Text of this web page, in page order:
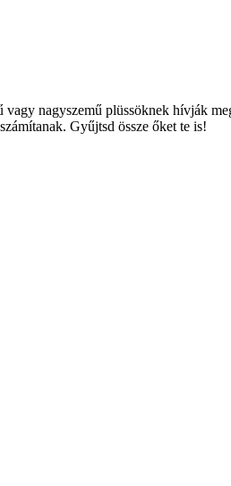
nagyszemű plüssöknek hívják
Gyűjtsd össze őket te is!